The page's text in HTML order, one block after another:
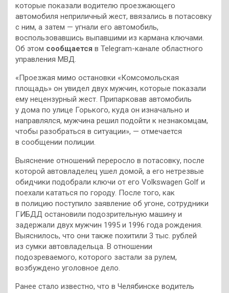
которые показали водителю проезжающего
автомобиля неприличный жест, ввязались в потасовку
с ним, а затем — угнали его автомобиль,
воспользовавшись выпавшими из кармана ключами.
Об этом сообщается в Telegram-канале областного
управления МВД.
«Проезжая мимо остановки «Комсомольская
площадь» он увидел двух мужчин, которые показали
ему нецензурный жест. Припарковав автомобиль
у дома по улице Горького, куда он изначально и
направлялся, мужчина решил подойти к незнакомцам,
чтобы разобраться в ситуации», — отмечается
в сообщении полиции.
Выяснение отношений переросло в потасовку, после
которой автовладелец ушел домой, а его нетрезвые
обидчики подобрали ключи от его Volkswagen Golf и
поехали кататься по городу. После того, как
в полицию поступило заявление об угоне, сотрудники
ГИБДД остановили подозрительную машину и
задержали двух мужчин 1995 и 1996 года рождения.
Выяснилось, что они также похитили 3 тыс. рублей
из сумки автовладельца. В отношении
подозреваемого, которого застали за рулем,
возбуждено уголовное дело.
Ранее стало известно, что в Челябинске водитель